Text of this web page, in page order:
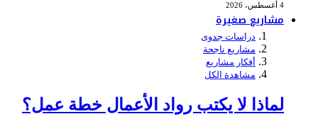
4 أغسطس، 2026
مشاريع صغيرة
دراسات جدوى
مشاريع ناجحة
أفكار مشاريع
مشاهدة الكل
لماذا لا يكتب رواد الأعمال خطة عمل؟